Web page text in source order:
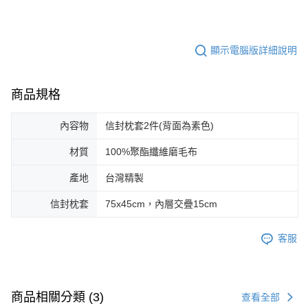
顯示電腦版詳細說明
商品規格
內容物 信封枕套2件(背面為素色)
材質 100%聚酯纖維磨毛布
產地 台灣精製
信封枕套 75x45cm，內層交疊15cm
客服
商品相關分類 (3) 查看全部